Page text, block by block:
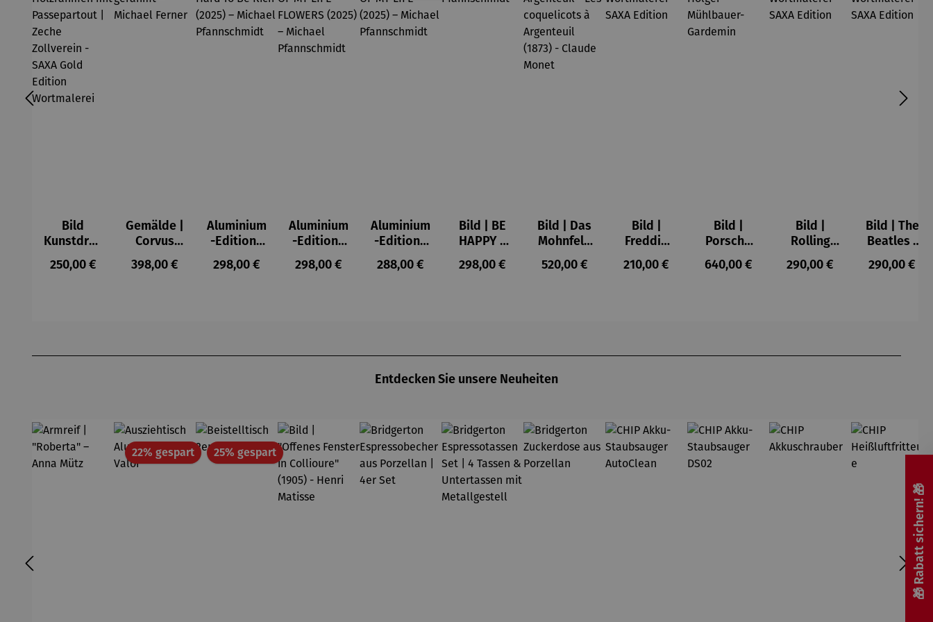
Bild
Kunstdruc
k im
Holzrahm
rei
Regulärer Preis:
250,00 €
Gemälde |
Corvus
Libri,
gerahmt –
Regulärer Preis:
398,00 €
Aluminium
-Edition |
It’s Hard
To Be Rich
Regulärer Preis:
298,00 €
Aluminium
-Edition |
LOVE OF
MY LIFE -
Regulärer Preis:
298,00 €
Aluminium
-Edition |
LOVE OF
MY LIFE
Regulärer Preis:
288,00 €
Bild | BE
HAPPY –
Michael
Pfannsch
Regulärer Preis:
298,00 €
Bild | Das
Mohnfeld
bei
Argenteuil
Monet
Regulärer Preis:
520,00 €
Bild |
Freddie
Mercury -
Wortmale
Regulärer Preis:
210,00 €
Bild |
Porsche
911 (2023)
– Holger
Regulärer Preis:
640,00 €
Bild |
Rolling
Stones -
Wortmale
Regulärer Preis:
290,00 €
Bild | The
Beatles -
Wortmale
rei SAXA
Regulärer
290,00 €
Entdecken Sie unsere Neuheiten
22% gespartRabatt25% gespartRabatt
🎁 Rabatt sichern! 🎁